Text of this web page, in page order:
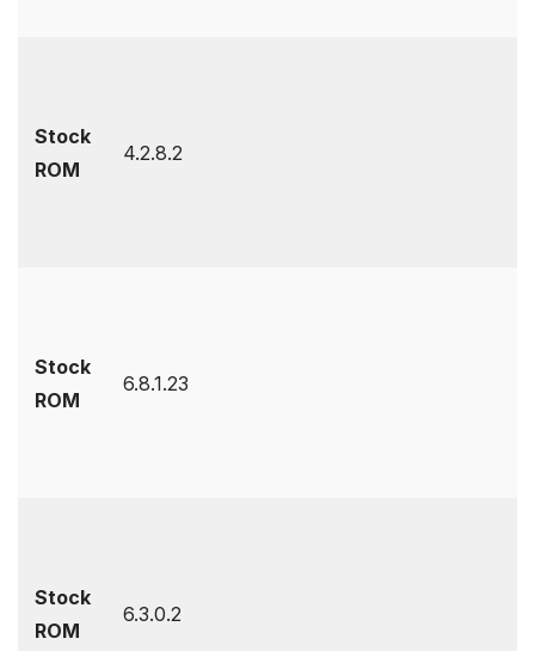
Stock
ROM
4.2.8.2
Stock
ROM
6.8.1.23
Stock
ROM
6.3.0.2